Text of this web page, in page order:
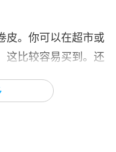
皮。你可以在超市或
这比较容易买到。还
物油。」
，但是这道菜是顺口
是夏天的和风。这